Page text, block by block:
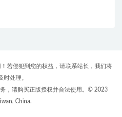
若侵犯到您的权益，请联系站长，我们将
时处理。
，请购买正版授权并合法使用。© 2023
China.